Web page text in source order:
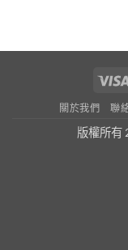
關於我們 聯
版權所有